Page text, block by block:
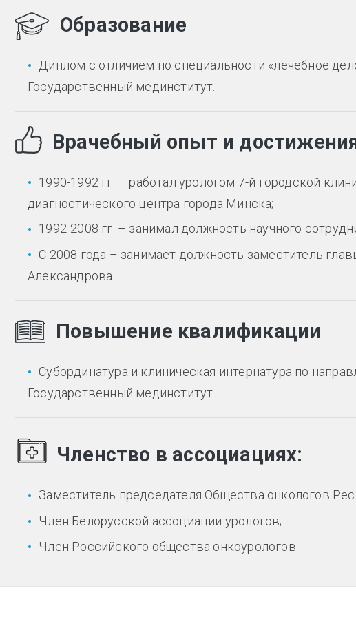
Образование
Диплом с отличием по специальности «лечебное
Государственный мединститут.
Врачебный опыт и
1990-1992 гг. – работал урологом 7-й городской
диагностического центра города Минска;
1992-2008 гг. – занимал должность научного
С 2008 года – занимает должность заместитель
Александрова.
Повышение квалификации
Субординатура и клиническая интернатура по
Государственный мединститут.
Членство в ассоциациях:
Заместитель председателя Общества онкологов
Член Белорусской ассоциации урологов;
Член Российского общества онкоурологов.